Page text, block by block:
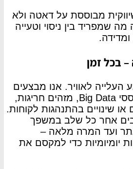
מבוססת על דאטה ולא
שמפריד בין ניסוי וטעייה
בכל זמן
העלייה לאוויר. אנו מבצעים
ניתוחים רציפים מבוססי Big Data, מזהים חריגות,
או שינויים בהתנהגות לקוחות.
אחר כל שלב במשפך
ועד המרה מלאה –
יומיומיות כדי למקסם את